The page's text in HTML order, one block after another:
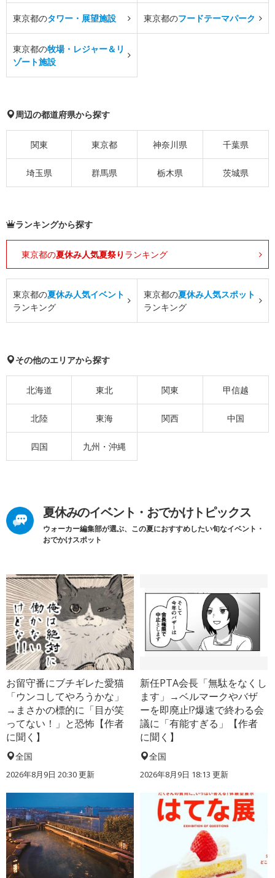
東京都のタワー・展望施設 東京都のフードテーマパーク
東京都の牧場・レジャー＆リ
ゾート施設
周辺の都道府県から探す
関東 東京都 神奈川県 千葉県
埼玉県 群馬県 栃木県 茨城県
ランキングから探す
東京都の夏休み人気夏祭り ランキング
東京都の夏休み人気イベント
ランキング
東京都の夏休み人気スポット
ランキング
その他のエリアから探す
北海道 東北 関東 甲信越
北陸 東海 関西 中国
四国 九州・沖縄
夏休みのイベント・おでかけトピックス
ウォーカー編集部が選ぶ、この夏におすすめしたい旬なイベント・
おでかけスポット
お留守番にブチギレた愛猫
「ウンコしてやろうかな」
→まさかの標的に「目が笑
ってない！」と恐怖【作者
に聞く】
全国
2026年8月9日 20:30更新
新任PTA会長「無駄をなくし
ます」→ベルマークやバザ
ーを即廃止!?爆速で終わる会
議に「有能すぎる」【作者
に聞く】
全国
2026年8月9日 18:13 更新